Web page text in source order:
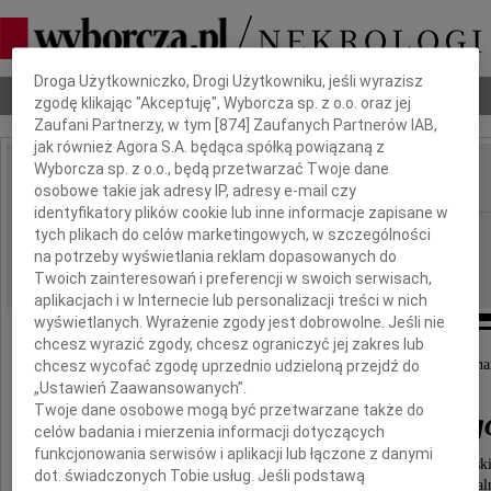
Nekrologi Odeszli Poradnik pogrzebowy
IMIĘ I NAZWISKO:
REGION: Szczecin
DATA EMISJI: 06.07.2020
Z wielkim żalem zawiadamiamy o śmierci naszego
Ludwika
Wieloletniego pracownika Politechniki
wydziału elektrycznego, założyciela zespołów
Dbamy o Twoją prywatność
Droga Użytkowniczko, Drogi Użytkowniku, jeśli wyrazisz
zgodę klikając "Akceptuję", Wyborcza sp. z o.o. oraz jej
Zaufani Partnerzy, w tym [874 ] Zaufanych Partnerów IAB,
jak również Agora S.A. będąca spółką powiązaną z
Wyborcza sp. z o.o., będą przetwarzać Twoje dane
osobowe takie jak adresy IP, adresy e-mail czy
identyfikatory plików cookie lub inne informacje zapisane w
tych plikach do celów marketingowych, w szczególności
na potrzeby wyświetlania reklam dopasowanych do
Twoich zainteresowań i preferencji w swoich serwisach,
aplikacjach i w Internecie lub personalizacji treści w nich
wyświetlanych. Wyrażenie zgody jest dobrowolne. Jeśli nie
chcesz wyrazić zgody, chcesz ograniczyć jej zakres lub
chcesz wycofać zgodę uprzednio udzieloną przejdź do
„Ustawień Zaawansowanych”.
Twoje dane osobowe mogą być przetwarzane także do
celów badania i mierzenia informacji dotyczących
funkcjonowania serwisów i aplikacji lub łączone z danymi
dot. świadczonych Tobie usług. Jeśli podstawą